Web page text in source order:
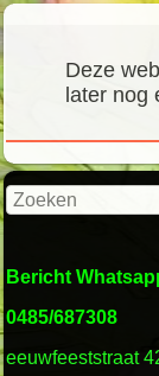
Bericht
Deze
later nog